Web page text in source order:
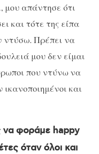
μου απάντησε ότι
και τότε της είπα
ντύσω. Πρέπει να
μου δεν είμαι
που ντύνω να
και
να φοράμε happy
όταν όλοι και